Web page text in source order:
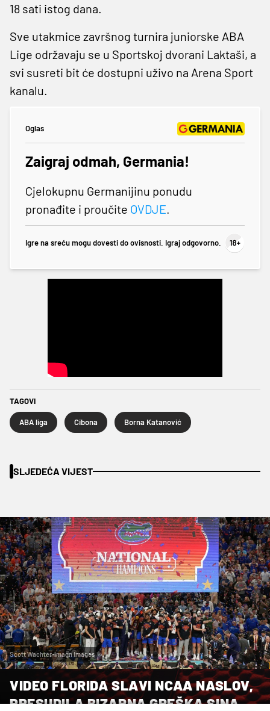
18 sati istog dana.
Sve utakmice završnog turnira juniorske ABA
Lige održavaju se u Sportskoj dvorani Laktaši, a
svi susreti bit će dostupni uživo na Arena Sport
kanalu.
Oglas
Zaigraj odmah, Germania!
Cjelokupnu Germanijinu ponudu
pronađite i proučite OVDJE.
Igre na sreću mogu dovesti do ovisnosti. Igraj odgovorno.
TAGOVI
ABA liga Cibona Borna Katanović
SLJEDEĆA VIJEST
Scott Wachter-Imagn Images
VIDEO FLORIDA SLAVI NCAA NASLOV,
PRESUDILA BIZARNA GREŠKA SINA